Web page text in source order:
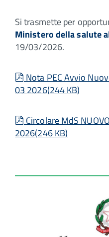
Si trasmette per
Ministero della salute
19/03/2026.
pdf
Nota PEC Avvio
03 2026(244 KB)
pdf
Circolare MdS
2026(246 KB)